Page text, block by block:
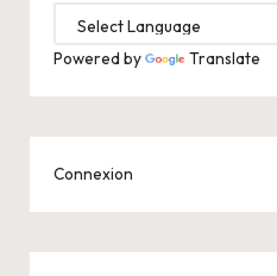
Powered by Translate
Connexion